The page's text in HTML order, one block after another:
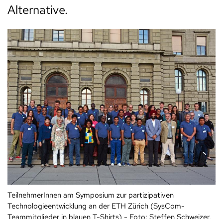
Alternative.
TeilnehmerInnen am Symposium zur partizipativen
Technologieentwicklung an der ETH Zürich (SysCom-